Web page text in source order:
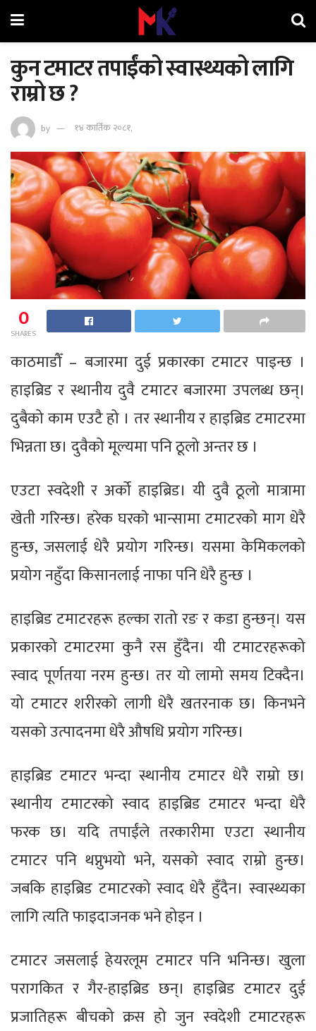
कुन टमाटर तपाईंको स्वास्थ्यको लागि
राम्रो छ ?
by १४ कार्तिक २०८१,
0
SHARES
काठमाडौँ – बजारमा दुई प्रकारका टमाटर पाइन्छ ।
हाइब्रिड र स्थानीय दुवै टमाटर बजारमा उपलब्ध छन्।
दुबैको काम एउटै हो । तर स्थानीय र हाइब्रिड टमाटरमा
भिन्नता छ। दुवैको मूल्यमा पनि ठूलो अन्तर छ ।
एउटा स्वदेशी र अर्को हाइब्रिड। यी दुवै ठूलो मात्रामा
खेती गरिन्छ। हरेक घरकाे भान्सामा टमाटरको माग धेरै
हुन्छ, जसलाई धेरै प्रयोग गरिन्छ। यसमा केमिकलको
प्रयोग नहुँदा किसानलाई नाफा पनि धेरै हुन्छ ।
हाइब्रिड टमाटरहरू हल्का रातो रङ र कडा हुन्छन्। यस
प्रकारको टमाटरमा कुनै रस हुँदैन। यी टमाटरहरूको
स्वाद पूर्णतया नरम हुन्छ। तर यो लामो समय टिक्दैन।
यो टमाटर शरीरको लागी धेरै खतरनाक छ। किनभने
यसको उत्पादनमा धेरै औषधि प्रयोग गरिन्छ।
हाइब्रिड टमाटर भन्दा स्थानीय टमाटर धेरै राम्रो छ।
स्थानीय टमाटरको स्वाद हाइब्रिड टमाटर भन्दा धेरै
फरक छ। यदि तपाईंले तरकारीमा एउटा स्थानीय
टमाटर पनि थप्नुभयो भने, यसको स्वाद राम्रो हुन्छ।
जबकि हाइब्रिड टमाटरको स्वाद धेरै हुँदैन। स्वास्थ्यका
लागि त्यति फाइदाजनक भने होइन ।
टमाटर जसलाई हेयरलूम टमाटर पनि भनिन्छ। खुला
परागकित र गैर-हाइब्रिड छन्। हाइब्रिड टमाटर दुई
प्रजातिहरू बीचको क्रस हो जुन स्वदेशी टमाटरहरू